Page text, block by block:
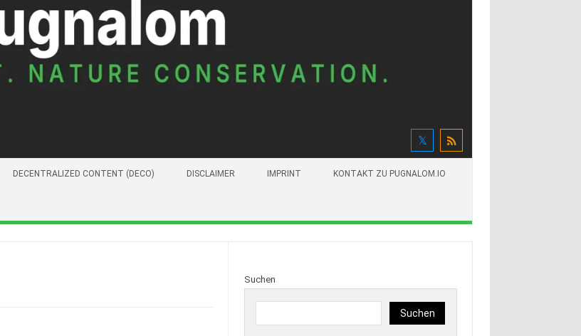
DECENTRALIZED CONTENT (DECO) DISCLAIMER IMPRINT KONTAKT ZU PUGNALOM.IO
Suchen
Suchen